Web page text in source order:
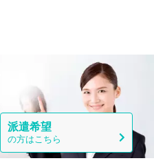
派遣希望
の方はこちら